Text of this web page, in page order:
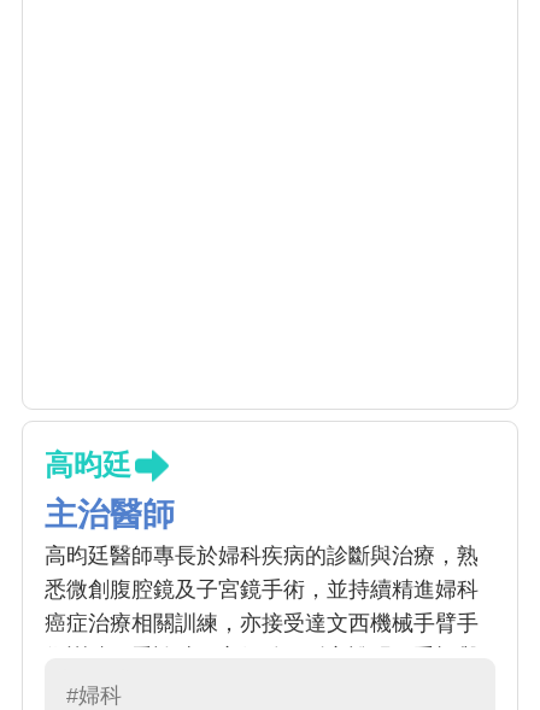
高昀廷
主治醫師
高昀廷醫師專長於婦科疾病的診斷與治療，熟
悉微創腹腔鏡及子宮鏡手術，並持續精進婦科
癌症治療相關訓練，亦接受達文西機械手臂手
病人的溝通與信任，期望以專業與溫度，陪伴
#婦科